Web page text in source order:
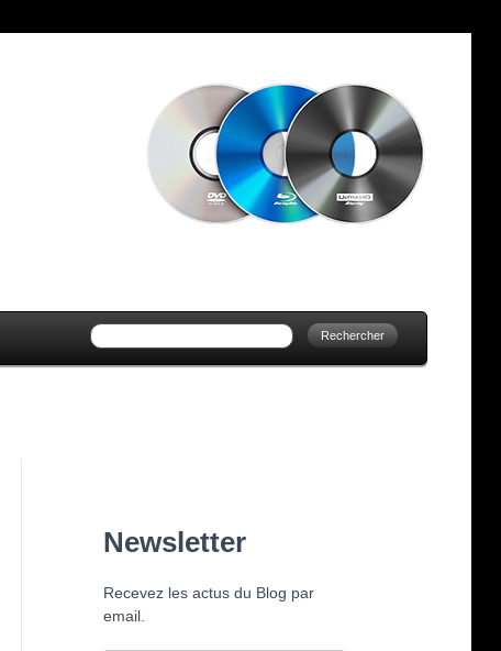
Newsletter
Recevez les actus du Blog par
email.